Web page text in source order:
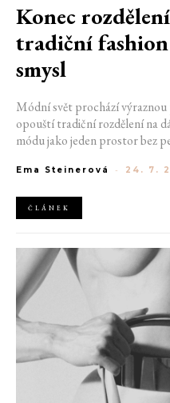
Konec
tradiční
smysl
Módní svět prochází
opouští tradiční rozdělení na
módu jako jeden prostor bez
klasické týdny módy mohou
Ema Steinerová - 24. 7.
ČLÁNEK